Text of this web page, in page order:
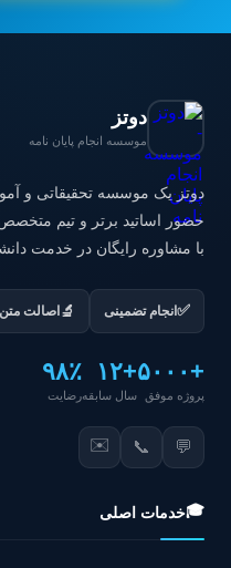
دوتز
موسسه انجام پایان نامه
با مشاوره رایگان در خدمت
✅انجام تضمینی 🔬اصالت متن
+۵۰۰۰
پروژه موفق
+۱۲
سال سابقه
۹۸٪
رضایت
💬
📞
✉️
🎓خدمات اصلی